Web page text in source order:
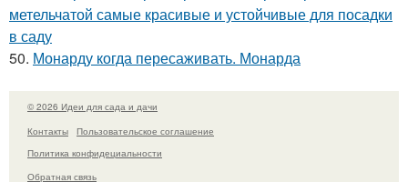
метельчатой самые красивые и устойчивые для посадки
в саду
50. Монарду когда пересаживать. Монарда
© 2026 Идеи для сада и дачи
Контакты
Пользовательское соглашение
Политика конфидециальности
Обратная связь